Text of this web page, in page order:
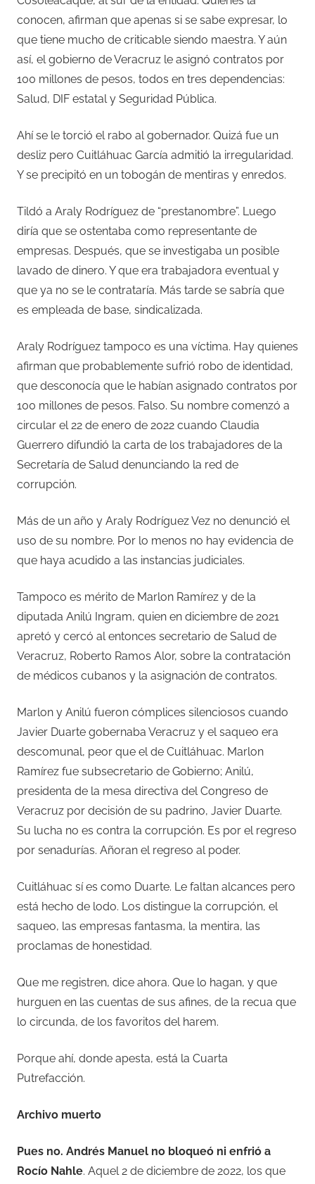
conocen, afirman que apenas si se sabe expresar, lo
que tiene mucho de criticable siendo maestra. Y aún
así, el gobierno de Veracruz le asignó contratos por
100 millones de pesos, todos en tres dependencias:
Salud, DIF estatal y Seguridad Pública.
Ahí se le torció el rabo al gobernador. Quizá fue un
desliz pero Cuitláhuac García admitió la irregularidad.
Y se precipitó en un tobogán de mentiras y enredos.
Tildó a Araly Rodríguez de “prestanombre”. Luego
diría que se ostentaba como representante de
empresas. Después, que se investigaba un posible
lavado de dinero. Y que era trabajadora eventual y
que ya no se le contrataría. Más tarde se sabría que
es empleada de base, sindicalizada.
Araly Rodríguez tampoco es una víctima. Hay quienes
afirman que probablemente sufrió robo de identidad,
que desconocía que le habían asignado contratos por
100 millones de pesos. Falso. Su nombre comenzó a
circular el 22 de enero de 2022 cuando Claudia
Guerrero difundió la carta de los trabajadores de la
Secretaría de Salud denunciando la red de
corrupción.
Más de un año y Araly Rodríguez Vez no denunció el
uso de su nombre. Por lo menos no hay evidencia de
que haya acudido a las instancias judiciales.
Tampoco es mérito de Marlon Ramírez y de la
diputada Anilú Ingram, quien en diciembre de 2021
apretó y cercó al entonces secretario de Salud de
Veracruz, Roberto Ramos Alor, sobre la contratación
de médicos cubanos y la asignación de contratos.
Marlon y Anilú fueron cómplices silenciosos cuando
Javier Duarte gobernaba Veracruz y el saqueo era
descomunal, peor que el de Cuitláhuac. Marlon
Ramírez fue subsecretario de Gobierno; Anilú,
presidenta de la mesa directiva del Congreso de
Veracruz por decisión de su padrino, Javier Duarte.
Su lucha no es contra la corrupción. Es por el regreso
por senadurías. Añoran el regreso al poder.
Cuitláhuac sí es como Duarte. Le faltan alcances pero
está hecho de lodo. Los distingue la corrupción, el
saqueo, las empresas fantasma, la mentira, las
proclamas de honestidad.
Que me registren, dice ahora. Que lo hagan, y que
hurguen en las cuentas de sus afines, de la recua que
lo circunda, de los favoritos del harem.
Porque ahí, donde apesta, está la Cuarta
Putrefacción.
Archivo muerto
Pues no. Andrés Manuel no bloqueó ni enfrió a
Rocío Nahle. Aquel 2 de diciembre de 2022, los que